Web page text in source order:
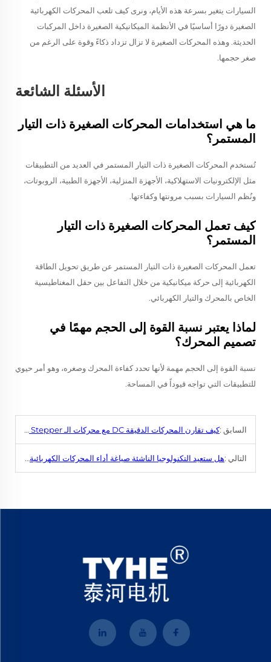
السيارات يتغير بسرعة هذه الأيام، ونرى كيف تلعب المحركات الكهربائية
الصغيرة دورًا أساسيًا في الأنظمة الميكانيكية الصغيرة داخل المركبات
الحديثة. وهذه المحركات الصغيرة لا تزال تزداد ذكاءً وقوة على الرغم من
صغر حجمها.
الأسئلة الشائعة
ما هي استخدامات المحركات الصغيرة ذات التيار
المستمر؟
تُستخدم المحركات الصغيرة ذات التيار المستمر في العديد من التطبيقات
مثل الإلكترونيات الاستهلاكية، الأجهزة المنزلية، الأجهزة الطبية، الروبوتات،
ونُظم السيارات بسبب مرونتها وكفاءتها.
كيف تعمل المحركات الصغيرة ذات التيار
المستمر؟
تعمل المحركات الصغيرة ذات التيار المستمر عن طريق تحويل الطاقة
الكهربائية إلى حركة ميكانيكية من خلال التفاعل بين حقل المغناطيسية
الخاص بالمحرك والتيار الكهربائي.
لماذا يعتبر نسبة القوة إلى الحجم مهمًا في
تصميم المحرك؟
نسبة القوة إلى الحجم مهمة لأنها تحدد كفاءة المحرك وصغره، وهو أمر حيوي
للتطبيقات التي تواجه قيوداً في المساحة.
السابق :كيف تقارن المحركات الدقيقة DC مع محركات الـ Stepper و Servo؟
التالي :هل ستعيد التكنولوجيا الناشئة صياغة أداء المحركات الكهربائية الصغيرة DC؟